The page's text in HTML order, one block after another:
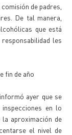
de padres,
De tal manera,
que está
les
fin de año
ayer que se
en lo
aproximación de
el nivel de